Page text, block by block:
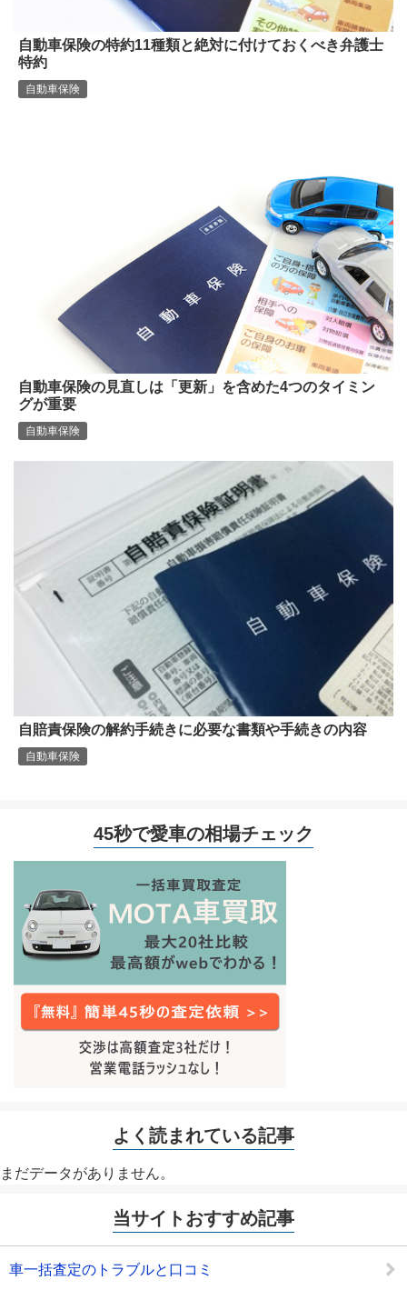
自動車保険の特約11種類と絶対に付けておくべき弁護士
特約
自動車保険
自動車保険の見直しは「更新」を含めた4つのタイミン
グが重要
自動車保険
自賠責保険の解約手続きに必要な書類や手続きの内容
自動車保険
45秒で愛車の相場チェック
よく読まれている記事
まだデータがありません。
当サイトおすすめ記事
車一括査定のトラブルと口コミ